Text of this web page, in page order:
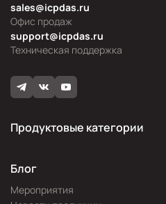
Офис продаж
sales@icpdas.ru
Техническая поддержка
support@icpdas.ru
Продуктовые категории
Блог
Мероприятия